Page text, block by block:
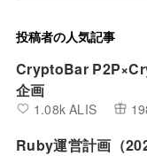
投稿者の人気記事
CryptoBar
企画
1.08k ALIS
Ruby運営計画（